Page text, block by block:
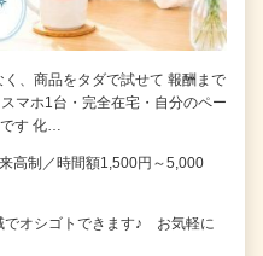
、商品をタダで試せて 報酬まで
マホ1台・完全在宅・自分のペー
す 化…
高制／時間額1,500円～5,000
でオシゴトできます♪ お気軽に